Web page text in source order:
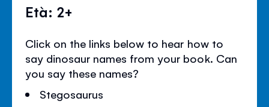
Età: 2+
Click on the links below to hear how to
say dinosaur names from your book. Can
you say these names?
Stegosaurus